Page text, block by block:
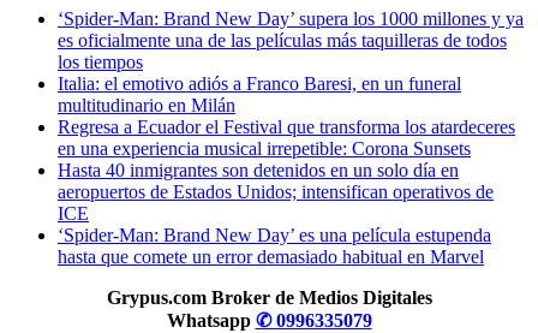
‘Spider-Man: Brand New Day’ supera los 1000 millones y ya
es oficialmente una de las películas más taquilleras de todos
los tiempos
Italia: el emotivo adiós a Franco Baresi, en un funeral
multitudinario en Milán
Regresa a Ecuador el Festival que transforma los atardeceres
en una experiencia musical irrepetible: Corona Sunsets
Hasta 40 inmigrantes son detenidos en un solo día en
aeropuertos de Estados Unidos; intensifican operativos de
ICE
‘Spider-Man: Brand New Day’ es una película estupenda
hasta que comete un error demasiado habitual en Marvel
Grypus.com Broker de Medios Digitales
Whatsapp ✆ 0996335079